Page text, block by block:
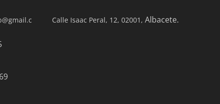
65
Calle Isaac Peral, 12, 02001, Albacete.